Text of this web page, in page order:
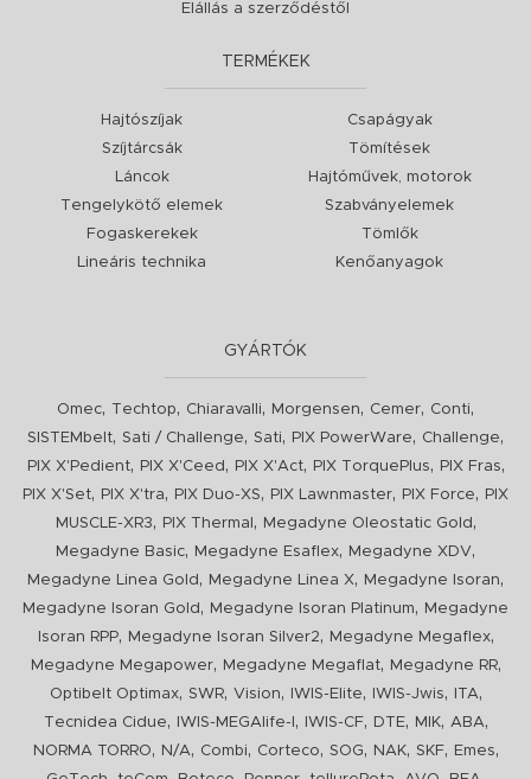
Elállás a szerződéstől
TERMÉKEK
Hajtószíjak
Szíjtárcsák
Láncok
Tengelykötő elemek
Fogaskerekek
Lineáris technika
Csapágyak
Tömítések
Hajtóművek, motorok
Szabványelemek
Tömlők
Kenőanyagok
GYÁRTÓK
Omec, Techtop, Chiaravalli, Morgensen, Cemer, Conti,
SISTEMbelt, Sati / Challenge, Sati, PIX PowerWare, Challenge,
PIX X'Pedient, PIX X'Ceed , PIX X'Act, PIX TorquePlus, PIX Fras,
PIX X'Set, PIX X'tra, PIX Duo-XS, PIX Lawnmaster, PIX Force,
PIX
MUSCLE-XR3, PIX Thermal , Megadyne Oleostatic Gold ,
Megadyne Basic, Megadyne Esaflex, Megadyne XDV,
Megadyne Linea Gold , Megadyne Linea X, Megadyne Isoran,
Megadyne Isoran Gold , Megadyne Isoran Platinum,
Megadyne
Isoran RPP, Megadyne Isoran Silver2, Megadyne Megaflex,
Megadyne Megapower, Megadyne Megaflat, Megadyne RR,
Optibelt Optimax, SWR, Vision, IWIS-Elite, IWIS-Jwis, ITA,
Tecnidea Cidue, IWIS-MEGAlife-I , IWIS-CF, DTE, MIK, ABA,
NORMA TORRO, N/A, Combi, Corteco, SOG, NAK, SKF, Emes,